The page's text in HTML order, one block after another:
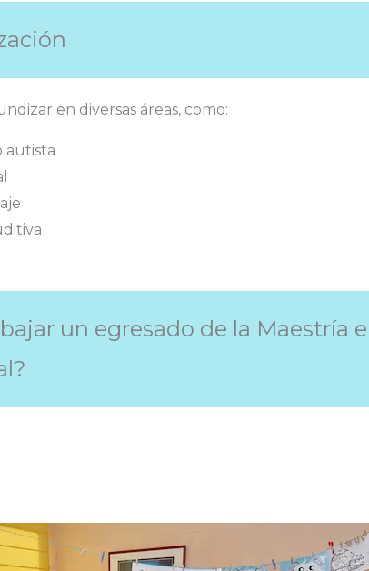
en diversas áreas, como:
autista
un egresado de la Maestría